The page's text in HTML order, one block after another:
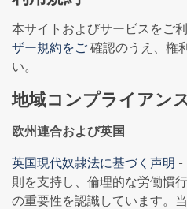
本サイトおよびサービスをご
ザー規約をご 確認のうえ、権
い。
地域コンプライアン
欧州連合および英国
英国現代奴隷法に基づく声明 -
則を支持し、倫理的な労働慣
の重要性を認識しています。